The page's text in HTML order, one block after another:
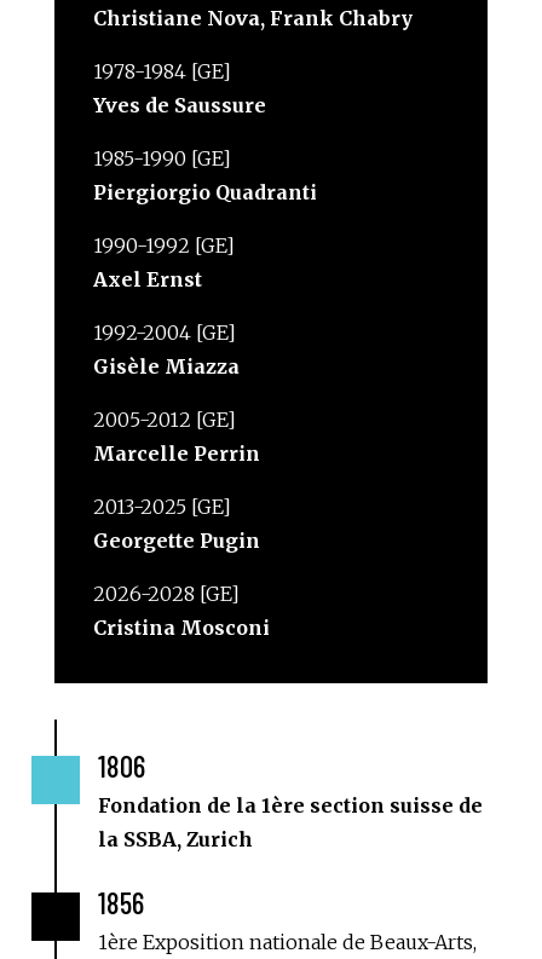
Christiane Nova, Frank Chabry
1978-1984 [GE]
Yves de Saussure
1985-1990 [GE]
Piergiorgio Quadranti
1990-1992 [GE]
Axel Ernst
1992-2004 [GE]
Gisèle Miazza
2005-2012 [GE]
Marcelle Perrin
2013-2025 [GE]
Georgette Pugin
2026-2028 [GE]
Cristina Mosconi
1806
Fondation de la 1ère section suisse de
la SSBA, Zurich
1856
1ère Exposition nationale de Beaux-Arts,